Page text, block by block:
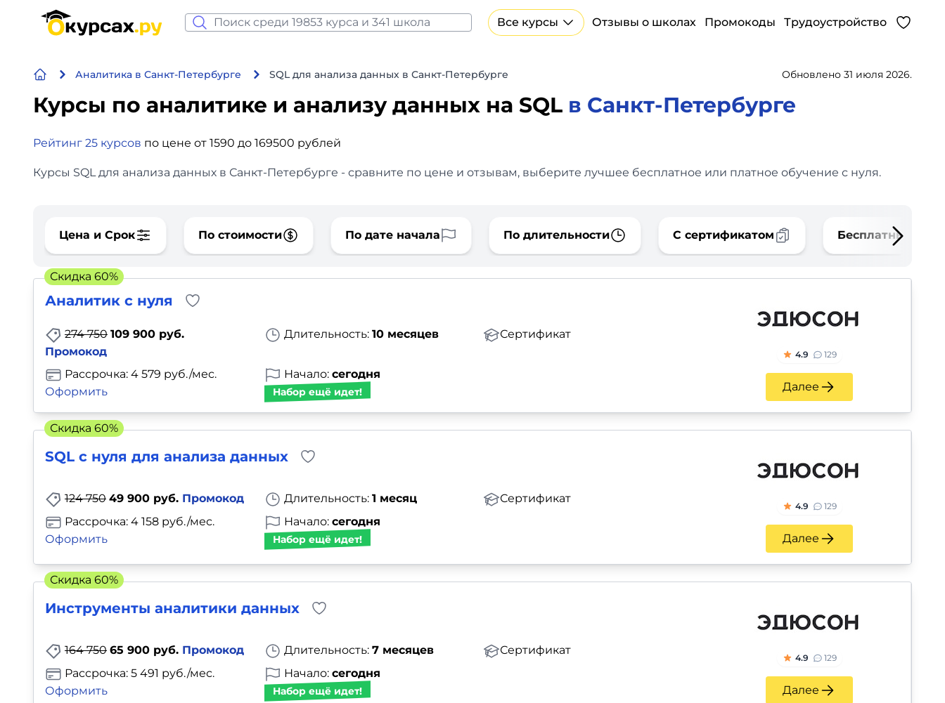
Все курсы Отзывы о школах Промокоды Трудоустройство
Аналитика в Санкт-Петербурге SQL для анализа данных в Санкт-Петербурге Обновлено 31 июля 2026.
Курсы по аналитике и анализу данных на SQL в Санкт-Петербурге
Рейтинг 25 курсов по цене от 1590 до 169500 рублей
Курсы SQL для анализа данных в Санкт-Петербурге - сравните по цене и отзывам, выберите лучшее бесплатное или платное обучение с нуля.
Цена и Срок По стоимости По дате начала По длительности С сертификатом Бесплатные
Аналитик с нуля
274 750 109 900 руб.
Промокод
Длительность: 10 месяцев Сертификат
Рассрочка: 4 579 руб./мес.
Оформить
Начало: сегодня
Набор ещё идет!
4.9 129
Далее
Скидка 60%
SQL с нуля для анализа данных
124 750 49 900 руб. Промокод Длительность: 1 месяц
Сертификат
Рассрочка: 4 158 руб./мес.
Оформить
Начало: сегодня
Набор ещё идет!
4.9 129
Далее
Скидка 60%
Инструменты аналитики данных
164 750 65 900 руб. Промокод Длительность: 7 месяцев
Сертификат
Рассрочка: 5 491 руб./мес.
Оформить
Начало: сегодня
Набор ещё идет!
4.9 129
Далее
Скидка 60%
Программирование
Бизнес и финансы
Дизайн
Видео, фото, аудио
Маркетинг
Иностранный язык
Для детей
Красота, здоровье, фитнес
Психология и саморазвитие
Прочее
Тесты на профориентацию
Курсы по нейросетям
Бесплатно